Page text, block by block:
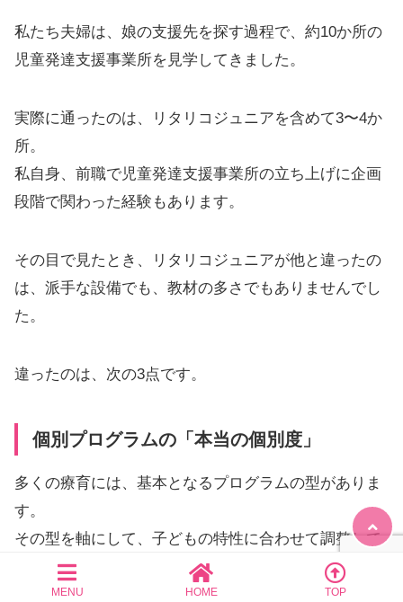
私たち夫婦は、娘の支援先を探す過程で、約10か所の
児童発達支援事業所を見学してきました。
実際に通ったのは、リタリコジュニアを含めて3〜4か
所。
私自身、前職で児童発達支援事業所の立ち上げに企画
段階で関わった経験もあります。
その目で見たとき、リタリコジュニアが他と違ったの
は、派手な設備でも、教材の多さでもありませんでし
た。
違ったのは、次の3点です。
個別プログラムの「本当の個別度」
多くの療育には、基本となるプログラムの型がありま
す。
その型を軸にして、子どもの特性に合わせて調整して
いく形が一般的でした。
MENU HOME TOP